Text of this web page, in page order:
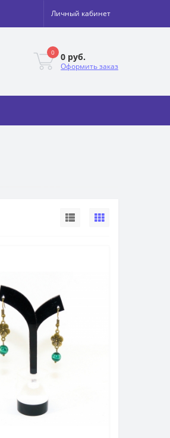
Личный кабинет
0 0 руб.
Оформить заказ